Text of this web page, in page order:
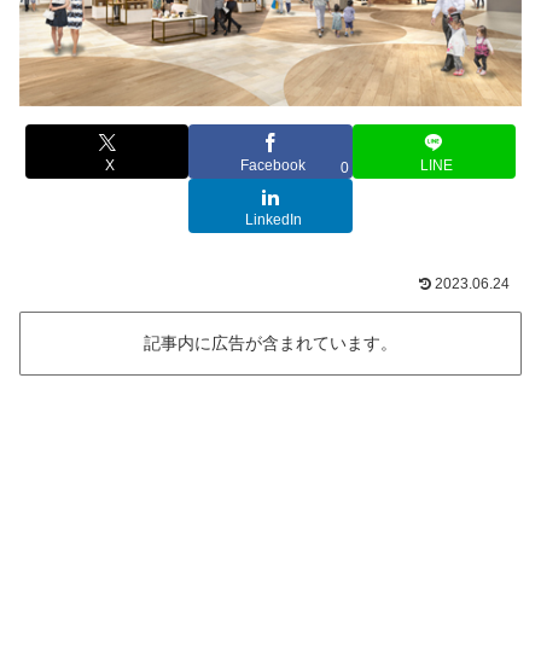
X Facebook 0 LINE
LinkedIn
2023.06.24
記事内に広告が含まれています。